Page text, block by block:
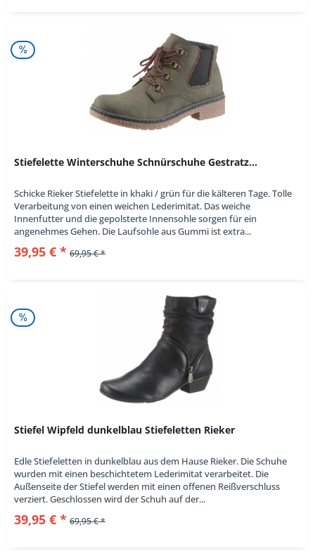
Stiefelette Winterschuhe Schnürschuhe Gestratz...
Schicke Rieker Stiefelette in khaki / grün für die kälteren Tage. Tolle
Verarbeitung von einen weichen Lederimitat. Das weiche
Innenfutter und die gepolsterte Innensohle sorgen für ein
angenehmes Gehen. Die Laufsohle aus Gummi ist extra...
39,95 € * 69,95 € *
Stiefel Wipfeld dunkelblau Stiefeletten Rieker
Edle Stiefeletten in dunkelblau aus dem Hause Rieker. Die Schuhe
wurden mit einen beschichtetem Lederimitat verarbeitet. Die
Außenseite der Stiefel werden mit einen offenen Reißverschluss
verziert. Geschlossen wird der Schuh auf der...
39,95 € * 69,95 € *